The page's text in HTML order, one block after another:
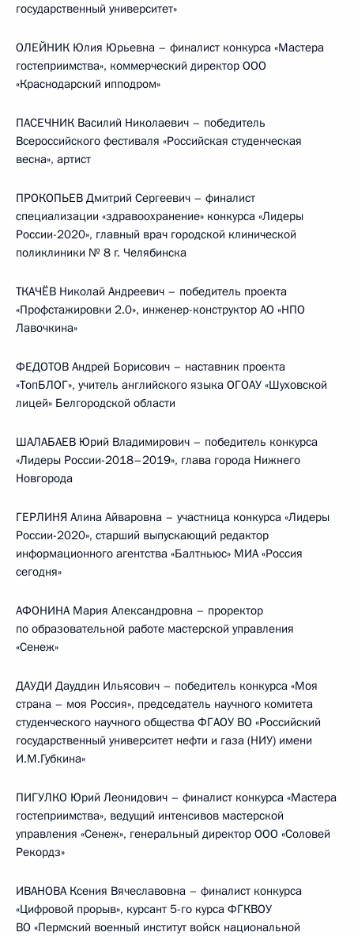
государственный университет»
ОЛЕЙНИК Юлия Юрьевна – финалист конкурса «Мастера
гостеприимства», коммерческий директор ООО
«Краснодарский ипподром»
ПАСЕЧНИК Василий Николаевич – победитель
Всероссийского фестиваля «Российская студенческая
весна», артист
ПРОКОПЬЕВ Дмитрий Сергеевич – финалист
специализации «здравоохранение» конкурса «Лидеры
России-2020», главный врач городской клинической
поликлиники № 8 г. Челябинска
ТКАЧЁВ Николай Андреевич – победитель проекта
«Профстажировки 2.0», инженер-конструктор АО «НПО
Лавочкина»
ФЕДОТОВ Андрей Борисович – наставник проекта
«ТопБЛОГ», учитель английского языка ОГОАУ «Шуховской
лицей» Белгородской области
ШАЛАБАЕВ Юрий Владимирович – победитель конкурса
«Лидеры России-2018–2019», глава города Нижнего
Новгорода
ГЕРЛИНЯ Алина Айваровна – участница конкурса «Лидеры
России-2020», старший выпускающий редактор
информационного агентства «Балтньюс» МИА «Россия
сегодня»
АФОНИНА Мария Александровна – проректор
по образовательной работе мастерской управления
«Сенеж»
ДАУДИ Дауддин Ильясович – победитель конкурса «Моя
страна – моя Россия», председатель научного комитета
студенческого научного общества ФГАОУ ВО «Российский
государственный университет нефти и газа (НИУ) имени
И.М.Губкина»
ПИГУЛКО Юрий Леонидович – финалист конкурса «Мастера
гостеприимства», ведущий интенсивов мастерской
управления «Сенеж», генеральный директор ООО «Соловей
Рекордз»
ИВАНОВА Ксения Вячеславовна – финалист конкурса
«Цифровой прорыв», курсант 5-го курса ФГКВОУ
ВО «Пермский военный институт войск национальной